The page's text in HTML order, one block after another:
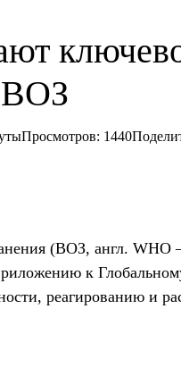
Просмотров: 1440
(ВОЗ, англ.
к
реагированию и